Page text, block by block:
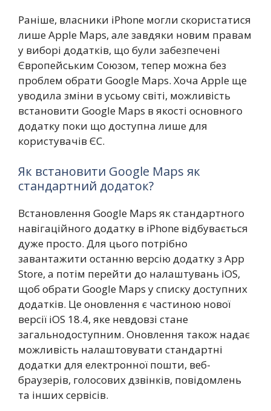
Раніше, власники iPhone могли скористатися
лише Apple Maps, але завдяки новим правам
у виборі додатків, що були забезпечені
Європейським Союзом, тепер можна без
проблем обрати Google Maps. Хоча Apple ще
уводила зміни в усьому світі, можливість
встановити Google Maps в якості основного
додатку поки що доступна лише для
користувачів ЄС.
Як встановити Google Maps як
стандартний додаток?
Встановлення Google Maps як стандартного
навігаційного додатку в iPhone відбувається
дуже просто. Для цього потрібно
завантажити останню версію додатку з App
Store, а потім перейти до налаштувань iOS,
щоб обрати Google Maps у списку доступних
додатків. Це оновлення є частиною нової
версії iOS 18.4, яке невдовзі стане
загальнодоступним. Оновлення також надає
можливість налаштовувати стандартні
додатки для електронної пошти, веб-
браузерів, голосових дзвінків, повідомлень
та інших сервісів.